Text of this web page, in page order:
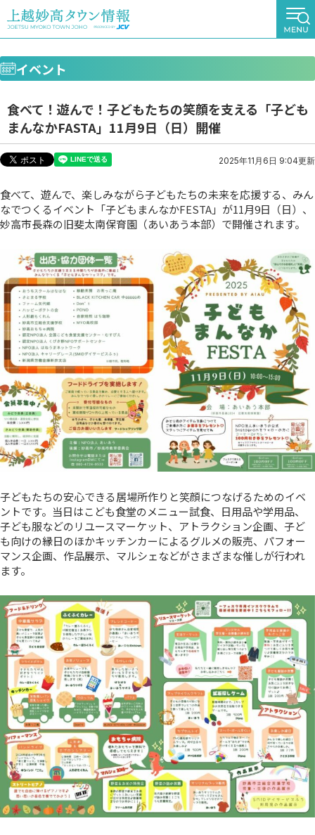
イベント
食べて！遊んで！子どもたちの笑顔を支える「子ども
まんなかFASTA」11月9日（日）開催
2025年11月6日 9:04更新
食べて、遊んで、楽しみながら子どもたちの未来を応援する、みん
なでつくるイベント「子どもまんなかFESTA」が11月9日（日）、
妙高市長森の旧斐太南保育園（あいあう本部）で開催されます。
子どもたちの安心できる居場所作りと笑顔につなげるためのイベ
ントです。当日はこども食堂のメニュー試食、日用品や学用品、
子ども服などのリユースマーケット、アトラクション企画、子ど
も向けの縁日のほかキッチンカーによるグルメの販売、パフォー
マンス企画、作品展示、マルシェなどがさまざまな催しが行われ
ます。